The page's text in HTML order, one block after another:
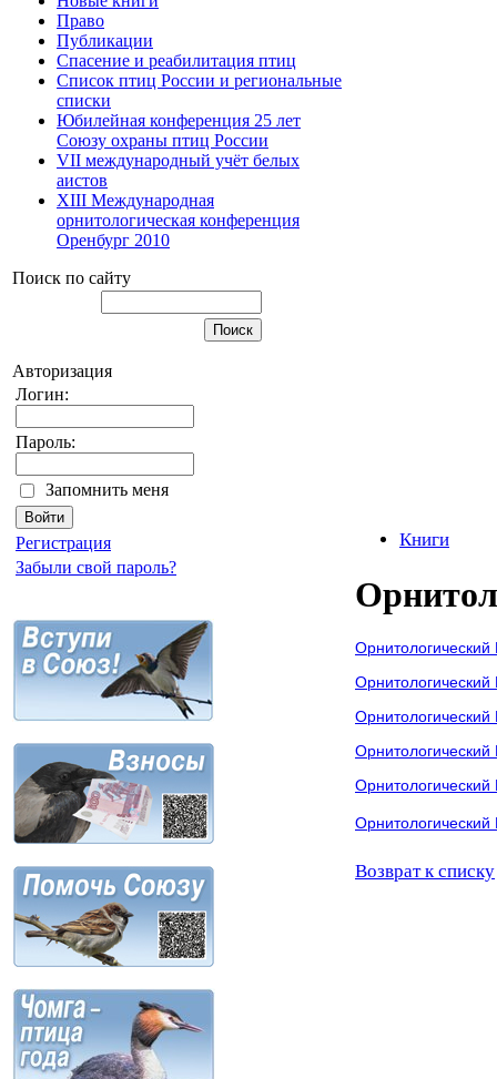
Право
Публикации
Спасение и реабилитация птиц
Список птиц России и региональные
списки
Юбилейная конференция 25 лет
Союзу охраны птиц России
VII международный учёт белых
аистов
XIII Международная
орнитологическая конференция
Оренбург 2010
Поиск по сайту
Авторизация
Логин:
Пароль:
Запомнить меня
Регистрация
Забыли свой пароль?
Книги
Орнитологический
Орнитологический
Орнитологический
Орнитологический
Орнитологический
Орнитологический
Возврат к списку